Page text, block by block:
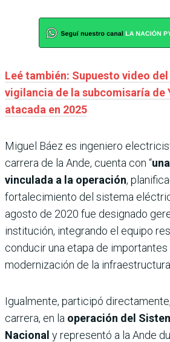
Leé también: Supuesto video del
vigilancia de la subcomisaría de
atacada en 2025
Miguel Báez es ingeniero
carrera de la Ande, cuenta con “
vinculada a la operación,
fortalecimiento del sistema
agosto de 2020 fue designado
institución, integrando el equipo
conducir una etapa de
modernización de la
Igualmente, participó
carrera, en la operación del
Nacional y representó a la Ande